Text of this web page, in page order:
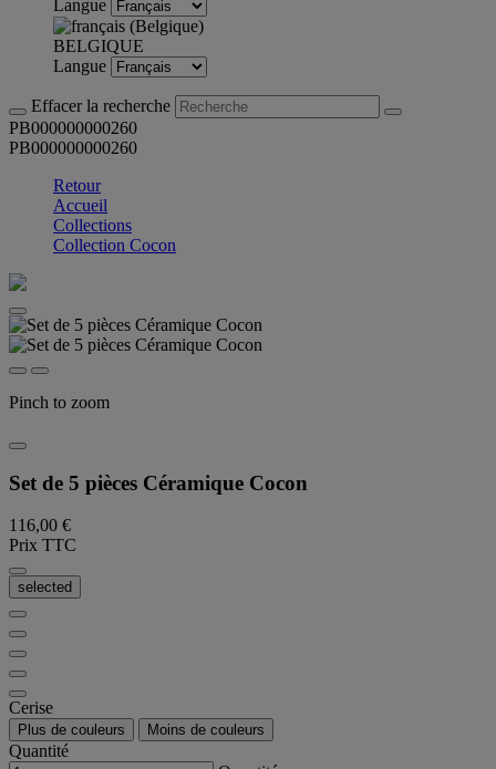
Langue
BELGIQUE
Langue
Effacer la recherche
PB000000000260
PB000000000260
Retour
Accueil
Collections
Collection Cocon
Pinch to zoom
Set de 5 pièces Céramique Cocon
116,00 €
Prix TTC
selected
Cerise
Plus de couleurs Moins de couleurs
Quantité